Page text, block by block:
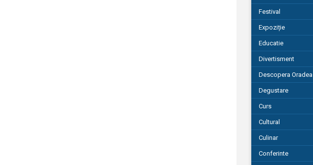
Festival
Expoziție
Educatie
Divertisment
Descopera Oradea
Degustare
Curs
Cultural
Culinar
Conferinte